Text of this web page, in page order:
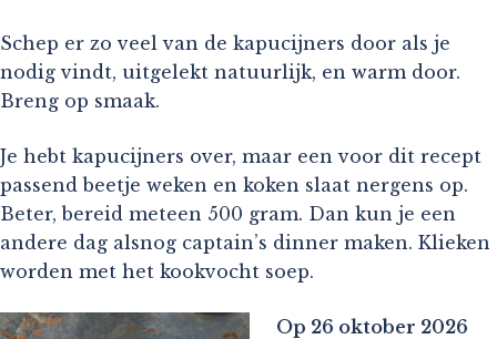
Schep er zo veel van de kapucijners door als je
nodig vindt, uitgelekt natuurlijk, en warm door.
Breng op smaak.
Je hebt kapucijners over, maar een voor dit recept
passend beetje weken en koken slaat nergens op.
Beter, bereid meteen 500 gram. Dan kun je een
andere dag alsnog captain’s dinner maken. Klieken
worden met het kookvocht soep.
Op 26 oktober 2026